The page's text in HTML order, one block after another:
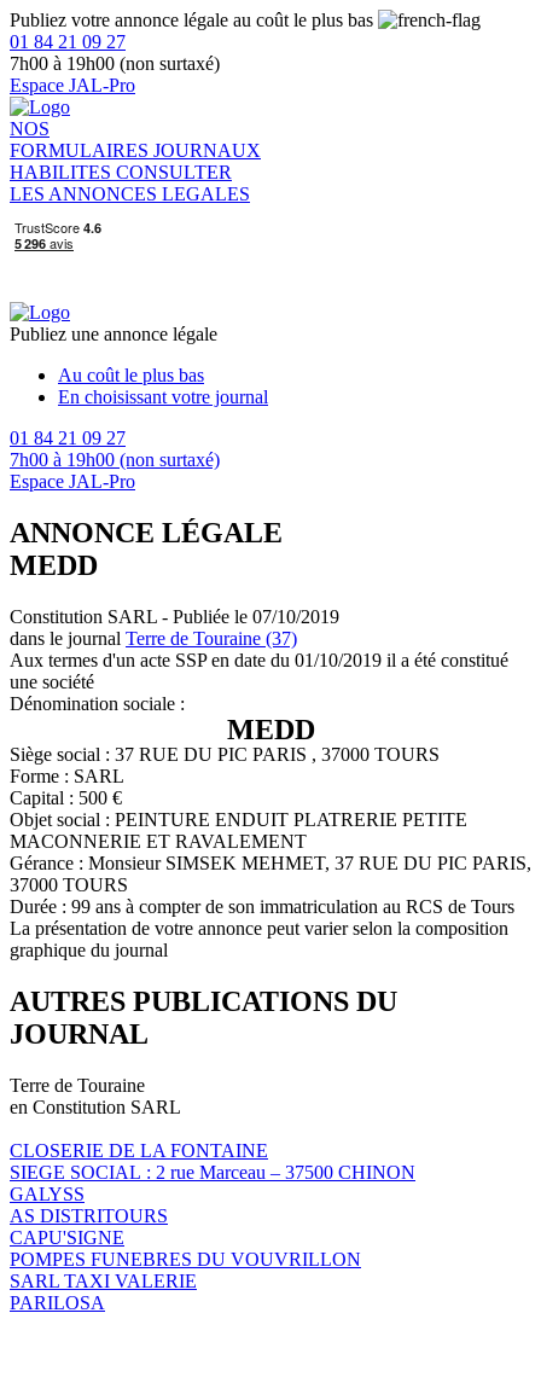
Publiez votre annonce légale au coût le plus bas
01 84 21 09 27
7h00 à 19h00 (non surtaxé)
Espace JAL-Pro
NOS
FORMULAIRES JOURNAUX
HABILITES CONSULTER
LES ANNONCES LEGALES
Publiez une annonce légale
Au coût le plus bas
En choisissant votre journal
01 84 21 09 27
7h00 à 19h00 (non surtaxé)
Espace JAL-Pro
ANNONCE LÉGALE
MEDD
Constitution SARL - Publiée le 07/10/2019
dans le journal Terre de Touraine (37)
Aux termes d'un acte SSP en date du 01/10/2019 il a été constitué
une société
Dénomination sociale :
MEDD
Siège social : 37 RUE DU PIC PARIS , 37000 TOURS
Forme : SARL
Capital : 500 €
Objet social : PEINTURE ENDUIT PLATRERIE PETITE
MACONNERIE ET RAVALEMENT
Gérance : Monsieur SIMSEK MEHMET, 37 RUE DU PIC PARIS,
37000 TOURS
Durée : 99 ans à compter de son immatriculation au RCS de Tours
La présentation de votre annonce peut varier selon la composition
graphique du journal
AUTRES PUBLICATIONS DU
JOURNAL
Terre de Touraine
en Constitution SARL
CLOSERIE DE LA FONTAINE
SIEGE SOCIAL : 2 rue Marceau – 37500 CHINON
GALYSS
AS DISTRITOURS
CAPU'SIGNE
POMPES FUNEBRES DU VOUVRILLON
SARL TAXI VALERIE
PARILOSA